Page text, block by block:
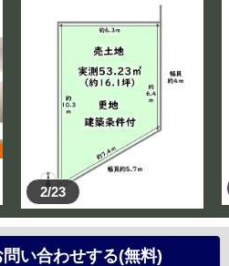
2/23
い合わせする(無料)